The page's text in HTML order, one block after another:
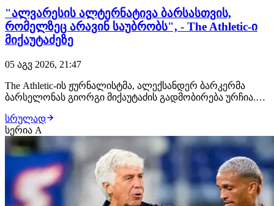
"ალვარესის ალტერნატივა ბარსასთვის,
რომელზეც არავინ საუბრობს", - The Athletic-ი
მიქაუტაძეზე
05 აგვ 2026, 21:47
The Athletic-ის ჟურნალისტმა, ალექსანდერ ბარკერმა
ბარსელონას გიორგი მიქაუტაძის გადმობირება ურჩია.
ფორვარდს მიიჩნევს ხულიან ალვარესის
ალტერნატივად, რომლის გაფორმება
კატალონიელებისთვის რთული ამოცანა გამოდგა.
"ბარსელონას უნდა ალვარესის გაფორმება…
სრულად
სერია A